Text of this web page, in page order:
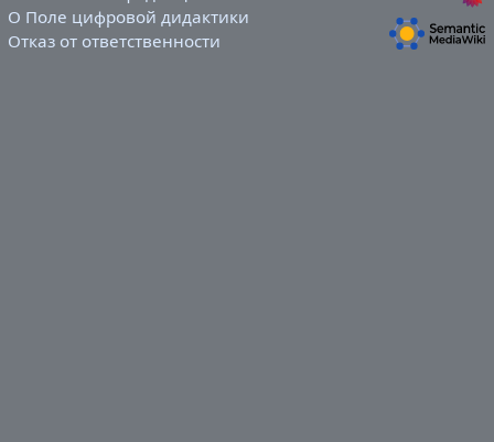
О Поле цифровой дидактики
Отказ от ответственности